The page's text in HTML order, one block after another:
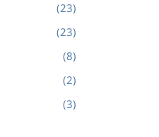
(23)
(23)
(8)
(2)
(3)